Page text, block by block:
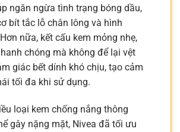
ngăn ngừa tình trạng bóng dầu,
bít tắc lỗ chân lông và hình
nữa, kết cấu kem mỏng nhẹ,
chóng mà không để lại vệt
giác bết dính khó chịu, tạo cảm
tối đa khi sử dụng.
loại kem chống nắng thông
gây nặng mặt, Nivea đã tối ưu